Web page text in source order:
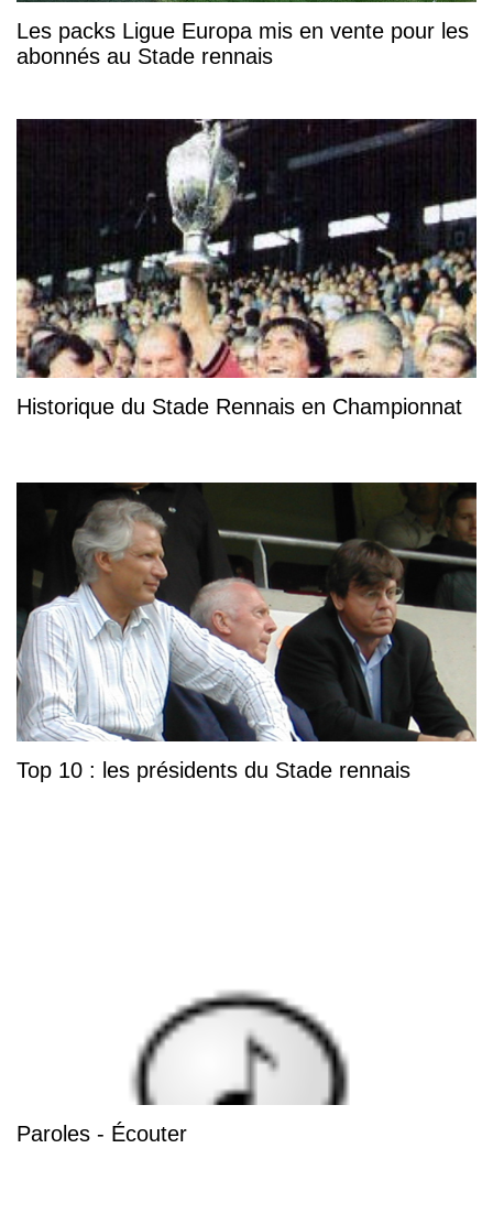
Les packs Ligue Europa mis en vente pour les
abonnés au Stade rennais
Historique du Stade Rennais en Championnat
Top 10 : les présidents du Stade rennais
Paroles - Écouter